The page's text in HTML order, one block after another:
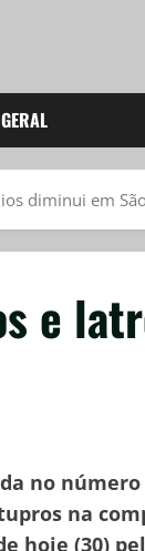
GERAL
diminui em
e
no
na
hoje (30)